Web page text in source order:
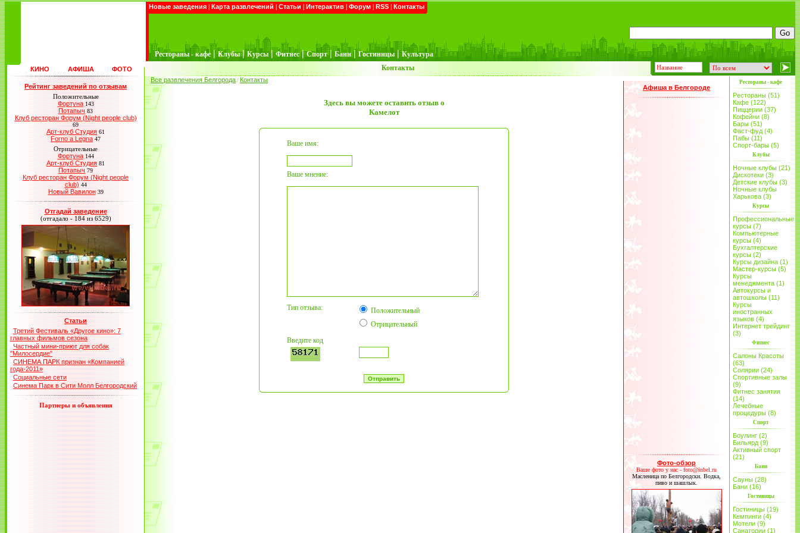
Новые заведения | Карта развлечений | Статьи | Интерактив | Форум | RSS | Контакты
Рестораны - кафе | Клубы | Курсы | Фитнес | Спорт | Бани | Гостиницы | Культура
КИНО АФИША ФОТО Контакты
Рейтинг заведений по отзывам
Положительные
Фортуна 143
Потапыч 83
Клуб ресторан Форум (Night people club)
69
Арт-клуб Студия 61
Forno a Legna 47
Отрицательные
Фортуна 144
Арт-клуб Студия 81
Потапыч 79
Клуб ресторан Форум (Night people
club) 44
Новый Вавилон 39
Отгадай заведение
(отгадало - 184 из 6529)
Статьи
Третий Фестиваль «Другое кино»: 7
главных фильмов сезона
Частный мини-приют для собак
"Милосердие"
СИНЕМА ПАРК признан «Компанией
года-2011»
Социальные сети
Синема Парк в Сити Молл Белгородский
Партнеры и объявления
Все развлечения Белгорода / Контакты
Здесь вы можете оставить отзыв о
Камелот
Ваше имя:
Ваше мнение:
Тип отзыва:
Положительный
Отрицательный
Введите код
Афиша в Белгороде
Фото-обзор
Ваше фото у нас - foto@inbel.ru
Масленица по Белгородски. Водка,
пиво и шашлык.
Рестораны - кафе
Рестораны (51)
Кафе (122)
Пиццерии (37)
Кофейни (8)
Бары (51)
Фаст-фуд (4)
Пабы (11)
Спорт-бары (5)
Клубы
Ночные клубы (21)
Дискотеки (3)
Детские клубы (3)
Ночные клубы
Харькова (3)
Курсы
Профессиональные
курсы (7)
Компьютерные
курсы (4)
Бухгалтерские
курсы (2)
Курсы дизайна (1)
Мастер-курсы (5)
Курсы
менеджмента (1)
Автокурсы и
автошколы (11)
Курсы
иностранных
языков (4)
Интернет трейдинг
(3)
Фитнес
Салоны Красоты
(63)
Солярии (24)
Спортивные залы
(9)
Фитнес занятия
(14)
Лечебные
процедуры (8)
Спорт
Боулинг (2)
Бильярд (9)
Активный спорт
(21)
Бани
Сауны (28)
Бани (16)
Гостиницы
Гостиницы (19)
Кемпинги (4)
Мотели (9)
Санатории (1)